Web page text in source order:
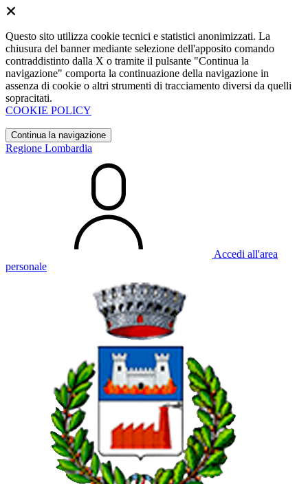
Questo sito utilizza cookie tecnici e statistici anonimizzati. La
chiusura del banner mediante selezione dell'apposito comando
contraddistinto dalla X o tramite il pulsante "Continua la
navigazione" comporta la continuazione della navigazione in
assenza di cookie o altri strumenti di tracciamento diversi da quelli
sopracitati.
COOKIE POLICY
Continua la navigazione
Regione Lombardia
Accedi all'area
personale